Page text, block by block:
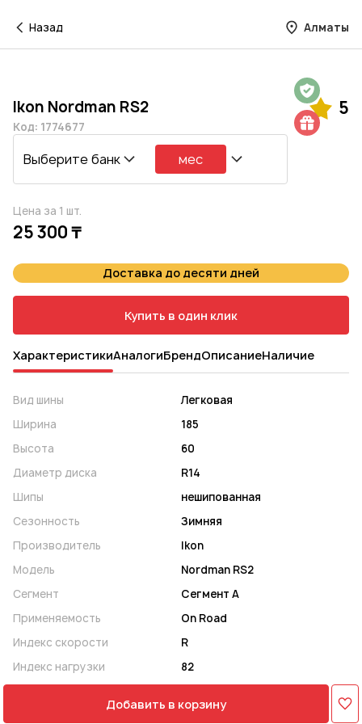
Назад Алматы
Ikon Nordman RS2 5
Код: 1774677
Выберите банк мес
Цена за 1 шт.
25 300 ₸
Доставка до десяти дней
Купить в один клик
ХарактеристикиАналогиБрендОписаниеНаличие
Вид шины
Легковая
Ширина
185
Высота
60
Диаметр диска
R14
Шипы
нешипованная
Сезонность
Зимняя
Производитель
Ikon
Модель
Nordman RS2
Сегмент
Сегмент A
Применяемость
On Road
Индекс скорости
R
Индекс нагрузки
82
Добавить в корзину